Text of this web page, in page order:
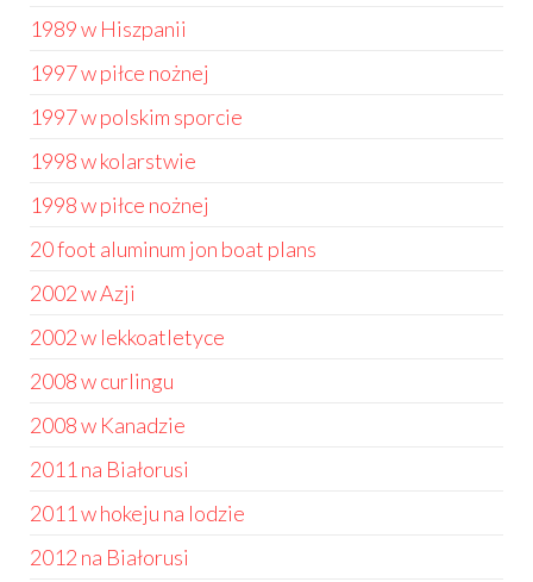
1989 w Hiszpanii
1997 w piłce nożnej
1997 w polskim sporcie
1998 w kolarstwie
1998 w piłce nożnej
20 foot aluminum jon boat plans
2002 w Azji
2002 w lekkoatletyce
2008 w curlingu
2008 w Kanadzie
2011 na Białorusi
2011 w hokeju na lodzie
2012 na Białorusi